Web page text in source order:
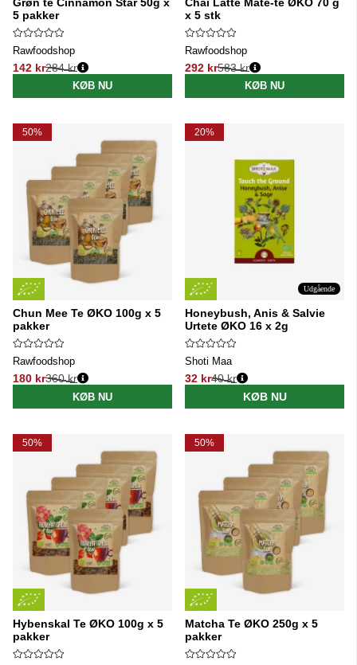
5 pakker
Rawfoodshop
142 kr
Normalpris:
284 kr
KØB NU
x 5 stk
Rawfoodshop
292 kr
Normalpris:
583 kr
KØB NU
50%
Chun Mee Te ØKO 100g x 5
pakker
Rawfoodshop
180 kr
Normalpris:
360 kr
KØB NU
20%
Udgående
Honeybush, Anis & Salvie
Urtete ØKO 16 x 2g
Shoti Maa
32 kr
Normalpris:
40 kr
KØB NU
50%
Hybenskal Te ØKO 100g x 5
pakker
50%
Matcha Te ØKO 250g x 5
pakker